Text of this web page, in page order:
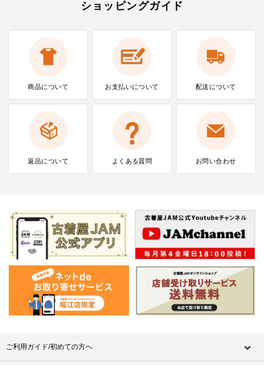
ショッピングガイド
商品について お支払いについて 配送について
返品について よくある質問 お問い合わせ
ご利用ガイド/初めての方へ